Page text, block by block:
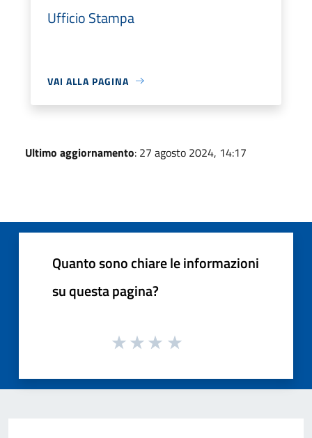
Ufficio Stampa
VAI ALLA PAGINA
Ultimo aggiornamento: 27 agosto 2024, 14:17
Quanto sono chiare le informazioni
su questa pagina?